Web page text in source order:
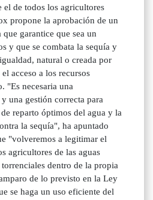
el de todos los agricultores
propone la aprobación de un
garantice que sea un
y que se combata la sequía y
natural o creada por
acceso a los recursos
"Es necesaria una
una gestión correcta para
reparto óptimos del agua y la
la sequía", ha apuntado
"volveremos a legitimar el
agricultores de las aguas
dentro de la propia
de lo previsto en la Ley
se haga un uso eficiente del